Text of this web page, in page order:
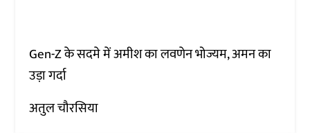
Gen-Z के सदमे में अमीश का लवणेन भोज्यम, अमन का
उड़ा गर्दा
अतुल चौरसिया